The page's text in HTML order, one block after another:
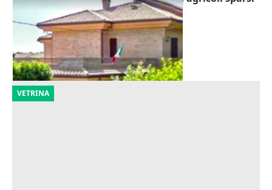
Cingoli (Macerata)
Offerta minima
712.998 €
30/10/2026
VETRINA